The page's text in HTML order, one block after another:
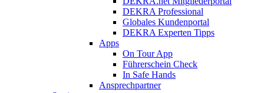
DEKRA Professional
Globales Kundenportal
DEKRA Experten Tipps
Apps
On Tour App
Führerschein Check
In Safe Hands
Ansprechpartner